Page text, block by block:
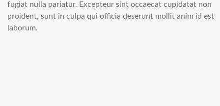
fugiat nulla pariatur. Excepteur sint occaecat cupidatat non
proident, sunt in culpa qui officia deserunt mollit anim id est
laborum.